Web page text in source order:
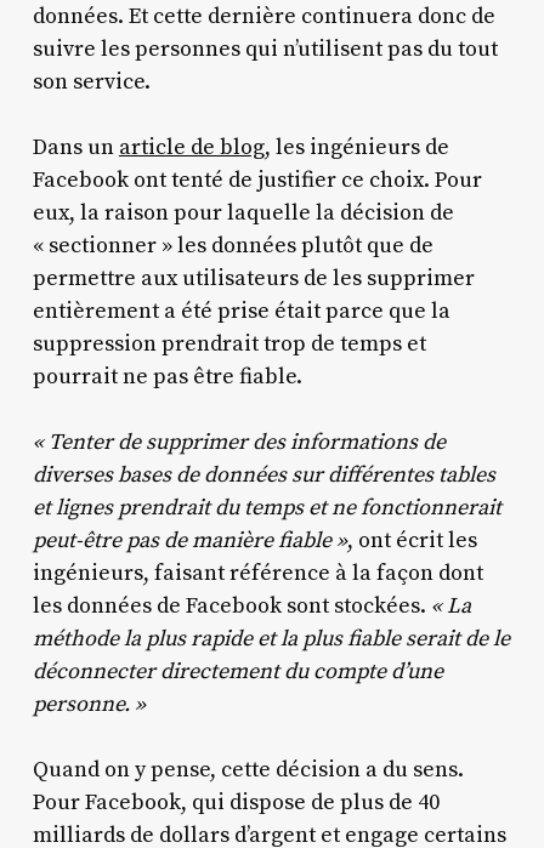
données. Et cette dernière continuera donc de
suivre les personnes qui n’utilisent pas du tout
son service.
Dans un article de blog, les ingénieurs de
Facebook ont ​​tenté de justifier ce choix. Pour
eux, la raison pour laquelle la décision de
« sectionner » les données plutôt que de
permettre aux utilisateurs de les supprimer
entièrement a été prise était parce que la
suppression prendrait trop de temps et
pourrait ne pas être fiable.
« Tenter de supprimer des informations de
diverses bases de données sur différentes tables
et lignes prendrait du temps et ne fonctionnerait
peut-être pas de manière fiable », ont écrit les
ingénieurs, faisant référence à la façon dont
les données de Facebook sont stockées. « La
méthode la plus rapide et la plus fiable serait de le
déconnecter directement du compte d’une
personne. »
Quand on y pense, cette décision a du sens.
Pour Facebook, qui dispose de plus de 40
milliards de dollars d’argent et engage certains